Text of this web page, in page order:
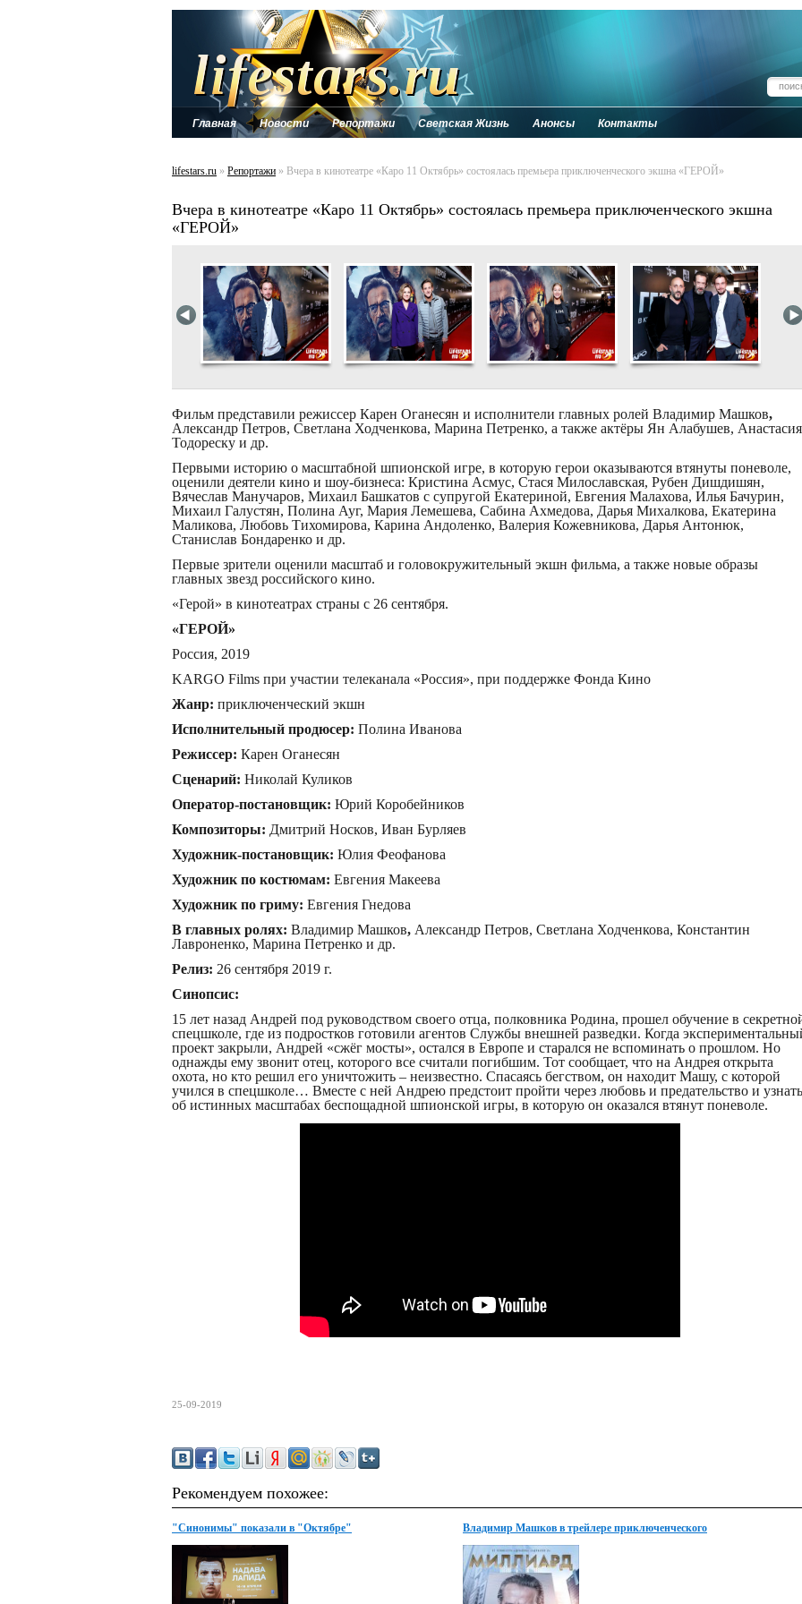
Главная Новости Репортажи Светская Жизнь Анонсы Контакты
lifestars.ru » Репортажи » Вчера в кинотеатре «Каро 11 Октябрь» состоялась премьера приключенческого экшна «ГЕРОЙ»
Вчера в кинотеатре «Каро 11 Октябрь» состоялась премьера приключенческого экшна
«ГЕРОЙ»
Фильм представили режиссер Карен Оганесян и исполнители главных ролей Владимир Машков,
Александр Петров, Светлана Ходченкова, Марина Петренко, а также актёры Ян Алабушев, Анастасия
Тодореску и др. ­
Первыми историю о масштабной шпионской игре, в которую герои оказываются втянуты поневоле,
оценили деятели кино и шоу-бизнеса: Кристина Асмус, Стася Милославская, Рубен Дишдишян,
Вячеслав Манучаров, Михаил Башкатов с супругой Екатериной, Евгения Малахова, Илья Бачурин,
Михаил Галустян, Полина Ауг, Мария Лемешева, Сабина Ахмедова, Дарья Михалкова, Екатерина
Маликова, Любовь Тихомирова, Карина Андоленко, Валерия Кожевникова, Дарья Антонюк,
Станислав Бондаренко и др. ­
Первые зрители оценили масштаб и головокружительный экшн фильма, а также новые образы
главных звезд российского кино.
«Герой» в кинотеатрах страны с 26 сентября.
«ГЕРОЙ»
Россия, 2019
KARGO Films при участии телеканала «Россия», при поддержке Фонда Кино
Жанр: приключенческий экшн
Исполнительный продюсер: Полина Иванова
Режиссер: Карен Оганесян
Сценарий: Николай Куликов
Оператор-постановщик: Юрий Коробейников
Композиторы: Дмитрий Носков, Иван Бурляев
Художник-постановщик: Юлия Феофанова
Художник по костюмам: Евгения Макеева
Художник по гриму: Евгения Гнедова
В главных ролях: Владимир Машков, Александр Петров, Светлана Ходченкова, Константин
Лавроненко, Марина Петренко и др.
Релиз: 26 сентября 2019 г.
Синопсис:
15 лет назад Андрей под руководством своего отца, полковника Родина, прошел обучение в
спецшколе, где из подростков готовили агентов Службы внешней разведки. Когда
проект закрыли, Андрей «сжёг мосты», остался в Европе и старался не вспоминать о прошлом. Но
однажды ему звонит отец, которого все считали погибшим. Тот сообщает, что на Андрея открыта
охота, но кто решил его уничтожить – неизвестно. Спасаясь бегством, он находит Машу, с которой
учился в спецшколе… Вместе с ней Андрею предстоит пройти через любовь и предательство и узнать
об истинных масштабах беспощадной шпионской игры, в которую он оказался втянут поневоле.
25-09-2019
Рекомендуем похожее:
"Синонимы" показали в "Октябре"
Владимир Машков в трейлере приключенческого